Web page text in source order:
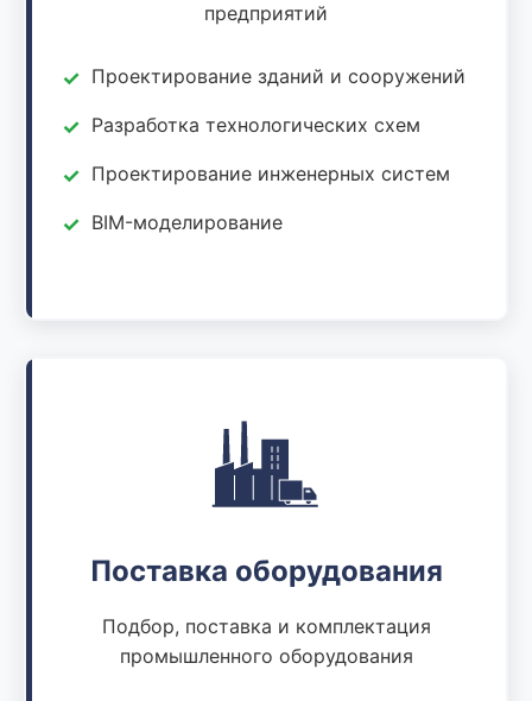
предприятий
Проектирование зданий и сооружений
Разработка технологических схем
Проектирование инженерных систем
BIM-моделирование
Поставка оборудования
Подбор, поставка и комплектация
промышленного оборудования